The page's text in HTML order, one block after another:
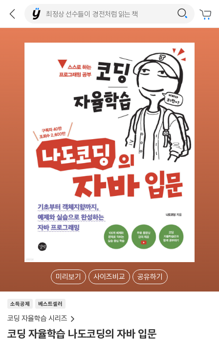
미리보기 사이즈비교 공유하기
소득공제 베스트셀러
코딩 자율학습 시리즈
코딩 자율학습 나도코딩의 자바 입문